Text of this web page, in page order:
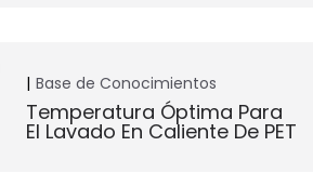
Base de Conocimientos
Temperatura Óptima Para
El Lavado En Caliente De PET